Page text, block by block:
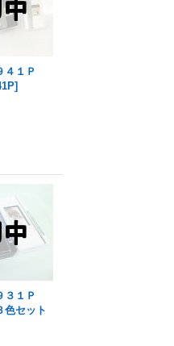
４１Ｐ
]
３１Ｐ
セット